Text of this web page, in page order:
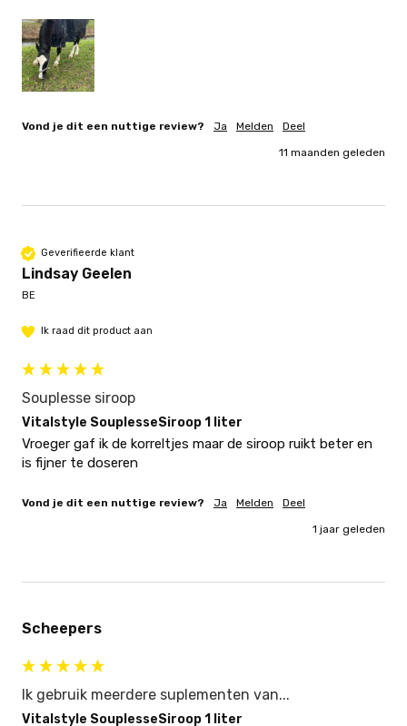
Vond je dit een nuttige review? Ja Melden Deel
11 maanden geleden
Geverifieerde klant
Lindsay Geelen
BE
Ik raad dit product aan
Souplesse siroop
Vitalstyle SouplesseSiroop 1 liter
Vroeger gaf ik de korreltjes maar de siroop ruikt beter en
is fijner te doseren
Vond je dit een nuttige review? Ja Melden Deel
1 jaar geleden
Scheepers
Ik gebruik meerdere suplementen van...
Vitalstyle SouplesseSiroop 1 liter